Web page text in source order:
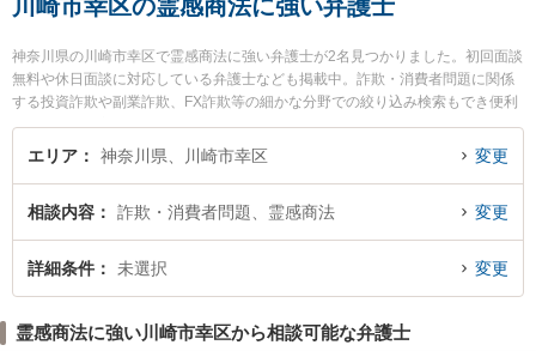
川崎市幸区の霊感商法に強い弁護士
神奈川県の川崎市幸区で霊感商法に強い弁護士が2名見つかりました。初回面談
無料や休日面談に対応している弁護士なども掲載中。詐欺・消費者問題に関係
する投資詐欺や副業詐欺、FX詐欺等の細かな分野での絞り込み検索もでき便利
です。特に恵富総合法律事務所の小川 文子弁護士や佐藤恵太法律事務所の佐藤
恵太弁護士のプロフィール情報や弁護士費用、強みなどが注目されています。
い』『初回相談無料で霊感商法を法律相談できる川崎市幸区内の弁護士に相談
予約したい』などでお困りの相談者さんにおすすめです。
エリア 神奈川県、川崎市幸区 変更
相談内容 詐欺・消費者問題、霊感商法 変更
詳細条件 未選択 変更
霊感商法に強い川崎市幸区から相談可能な弁護士